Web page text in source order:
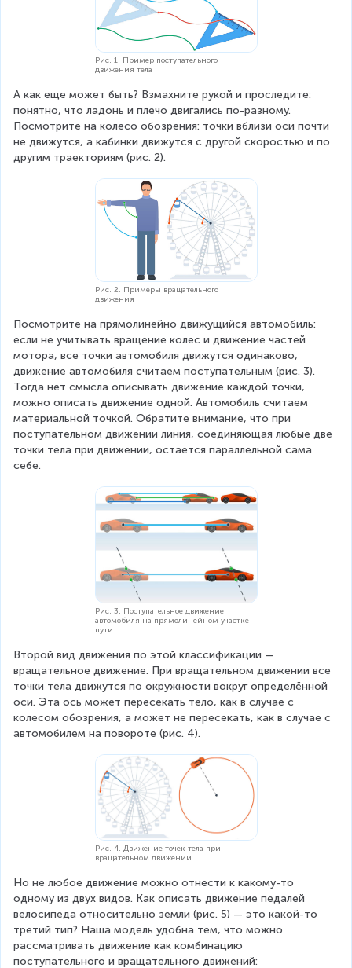
Рис. 1. Пример поступательного
движения тела
А как еще может быть? Взмахните рукой и проследите:
понятно, что ладонь и плечо двигались по-разному.
Посмотрите на колесо обозрения: точки вблизи оси почти
не движутся, а кабинки движутся с другой скоростью и по
другим траекториям (рис. 2).
Рис. 2. Примеры вращательного
движения
Посмотрите на прямолинейно движущийся автомобиль:
если не учитывать вращение колес и движение частей
мотора, все точки автомобиля движутся одинаково,
движение автомобиля считаем поступательным (рис. 3).
Тогда нет смысла описывать движение каждой точки,
можно описать движение одной. Автомобиль считаем
материальной точкой. Обратите внимание, что при
поступательном движении линия, соединяющая любые две
точки тела при движении, остается параллельной сама
себе.
Рис. 3. Поступательное движение
автомобиля на прямолинейном участке
пути
Второй вид движения по этой классификации —
вращательное движение. При вращательном движении все
точки тела движутся по окружности вокруг определённой
оси. Эта ось может пересекать тело, как в случае с
колесом обозрения, а может не пересекать, как в случае с
автомобилем на повороте (рис. 4).
Рис. 4. Движение точек тела при
вращательном движении
Но не любое движение можно отнести к какому-то
одному из двух видов. Как описать движение педалей
велосипеда относительно земли (рис. 5) — это какой-то
третий тип? Наша модель удобна тем, что можно
рассматривать движение как комбинацию
поступательного и вращательного движений: